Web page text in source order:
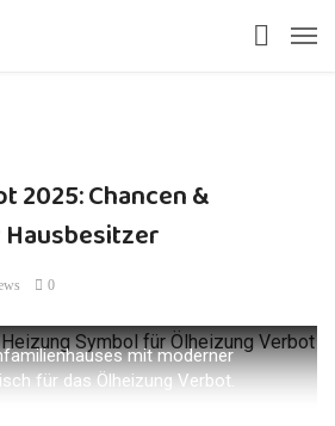
2025: Chancen &
0
mit moderner
für das Ölheizung Verbot.